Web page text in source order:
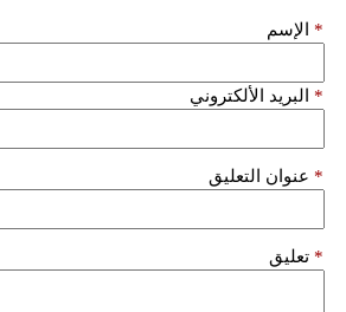
الإسم *
البريد الألكتروني *
عنوان التعليق *
تعليق *